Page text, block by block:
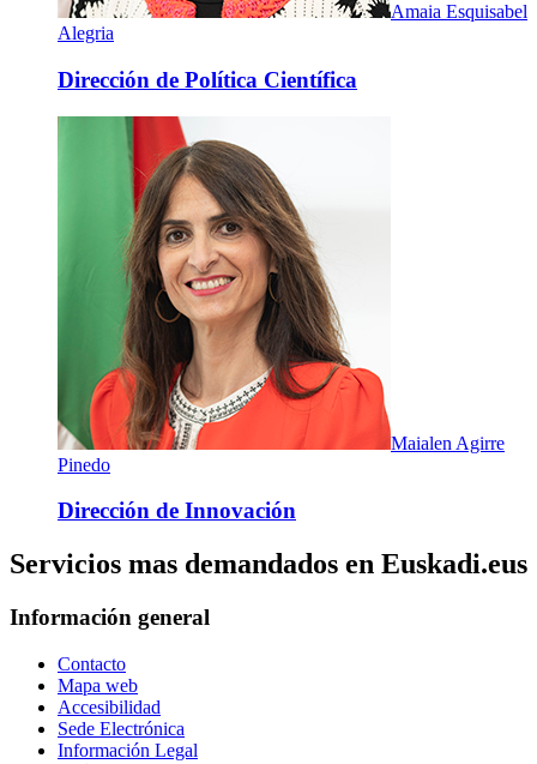
Amaia Esquisabel
Alegria
Dirección de Política Científica
Maialen Agirre
Pinedo
Dirección de Innovación
Servicios mas demandados en Euskadi.eus
Información general
Contacto
Mapa web
Accesibilidad
Sede Electrónica
Información Legal